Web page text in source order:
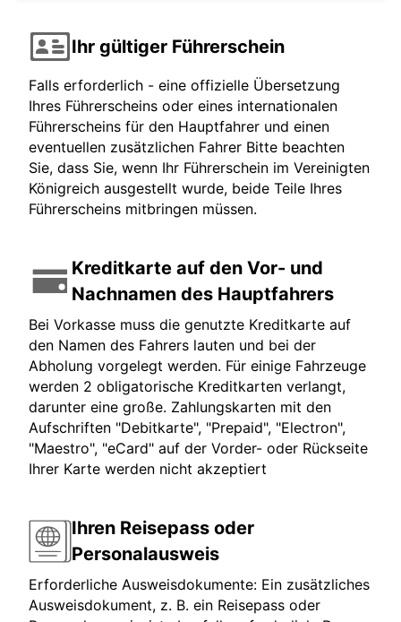
Ihr gültiger Führerschein
Falls erforderlich - eine offizielle Übersetzung
Ihres Führerscheins oder eines internationalen
Führerscheins für den Hauptfahrer und einen
eventuellen zusätzlichen Fahrer Bitte beachten
Sie, dass Sie, wenn Ihr Führerschein im Vereinigten
Königreich ausgestellt wurde, beide Teile Ihres
Führerscheins mitbringen müssen.
Kreditkarte auf den Vor- und
Nachnamen des Hauptfahrers
Bei Vorkasse muss die genutzte Kreditkarte auf
den Namen des Fahrers lauten und bei der
Abholung vorgelegt werden. Für einige Fahrzeuge
werden 2 obligatorische Kreditkarten verlangt,
darunter eine große. Zahlungskarten mit den
Aufschriften "Debitkarte", "Prepaid", "Electron",
"Maestro", "eCard" auf der Vorder- oder Rückseite
Ihrer Karte werden nicht akzeptiert
Ihren Reisepass oder
Personalausweis
Erforderliche Ausweisdokumente: Ein zusätzliches
Ausweisdokument, z. B. ein Reisepass oder